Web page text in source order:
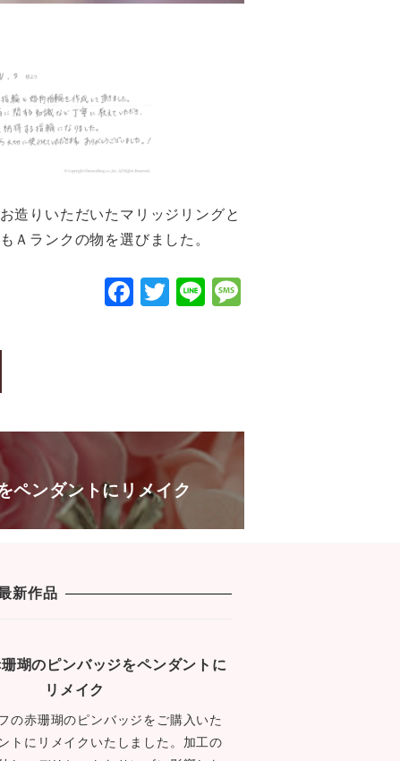
造りいただいたマリッジリングと
Ａランクの物を選びました。
F
o
o
k
T Li
ペンダントにリメイク
新作品
瑚のピンバッジをペンダントに
リメイク
の赤珊瑚のピンバッジをご購入いた
トにリメイクいたしました。加工の